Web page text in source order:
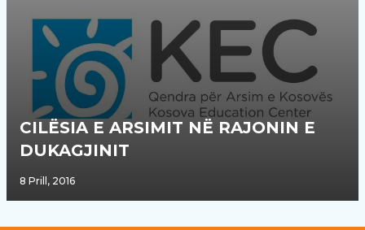
CILËSIA E ARSIMIT NË RAJONIN E
DUKAGJINIT
8 Prill, 2016